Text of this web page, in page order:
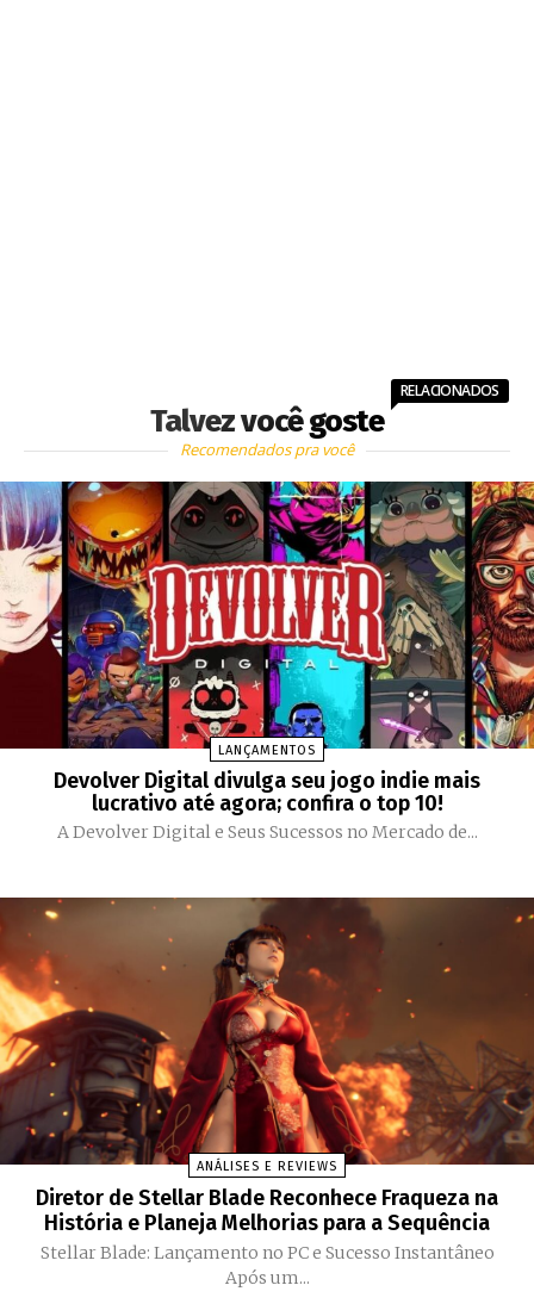
Talvez você goste
RELACIONADOS
Recomendados pra você
LANÇAMENTOS
Devolver Digital divulga seu jogo indie mais
lucrativo até agora; confira o top 10!
A Devolver Digital e Seus Sucessos no Mercado de...
ANÁLISES E REVIEWS
Diretor de Stellar Blade Reconhece Fraqueza na
História e Planeja Melhorias para a Sequência
Stellar Blade: Lançamento no PC e Sucesso Instantâneo
Após um...